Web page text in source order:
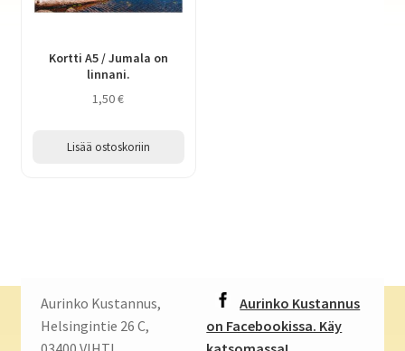
Kortti A5 / Jumala on
linnani.
1,50€
Lisää ostoskoriin
Aurinko Kustannus,
Helsingintie 26 C,
Aurinko Kustannus
on Facebookissa. Käy